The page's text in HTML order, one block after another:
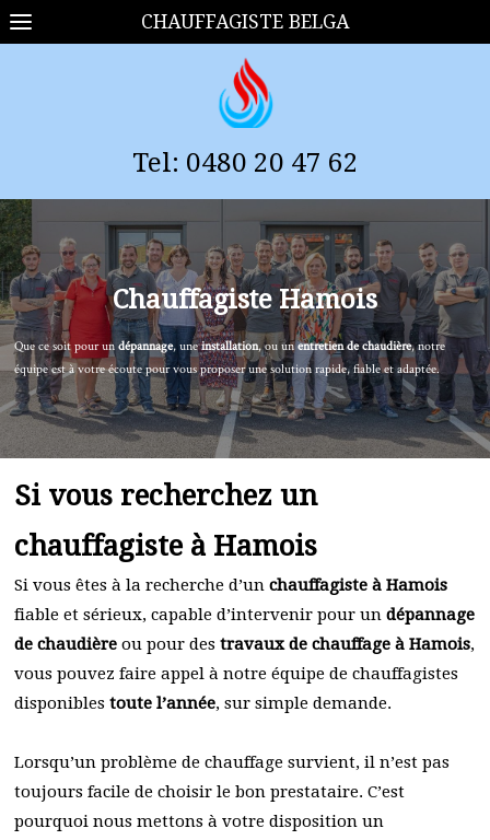
CHAUFFAGISTE BELGA
Tel: 0480 20 47 62
Chauffagiste Hamois
Que ce soit pour un dépannage, uneinstallation, ou unentretien de chaudière, notre
équipe est à votre écoute pour vous proposer une solution rapide, fiable et adaptée.
Si vous recherchez un
chauffagiste à Hamois
Si vous êtes à la recherche d’un chauffagiste à Hamois
fiable et sérieux, capable d’intervenir pour un dépannage
de chaudière ou pour des travaux de chauffage à Hamois,
vous pouvez faire appel à notre équipe de chauffagistes
disponibles toute l’année, sur simple demande.
Lorsqu’un problème de chauffage survient, il n’est pas
toujours facile de choisir le bon prestataire. C’est
pourquoi nous mettons à votre disposition un